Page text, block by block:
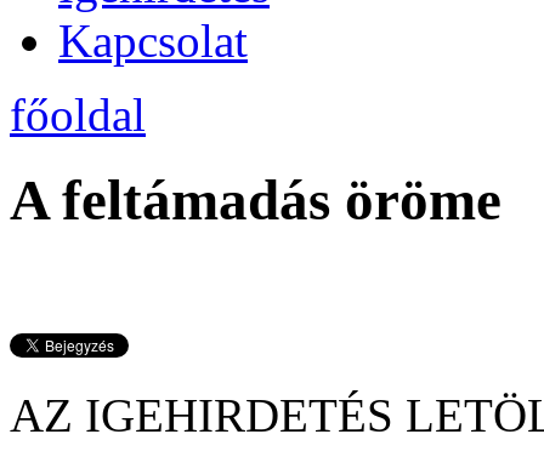
Kapcsolat
főoldal
A feltámadás öröme
AZ IGEHIRDETÉS